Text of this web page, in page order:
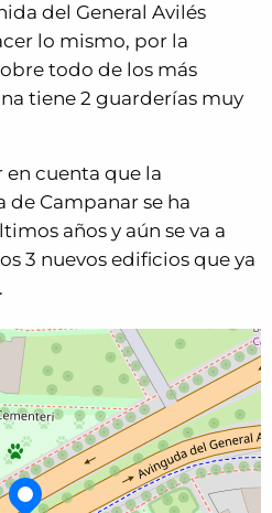
del General Avilés
lo mismo, por la
todo de los más
tiene 2 guarderías muy
en cuenta que la
de Campanar se ha
años y aún se va a
3 nuevos edificios que ya